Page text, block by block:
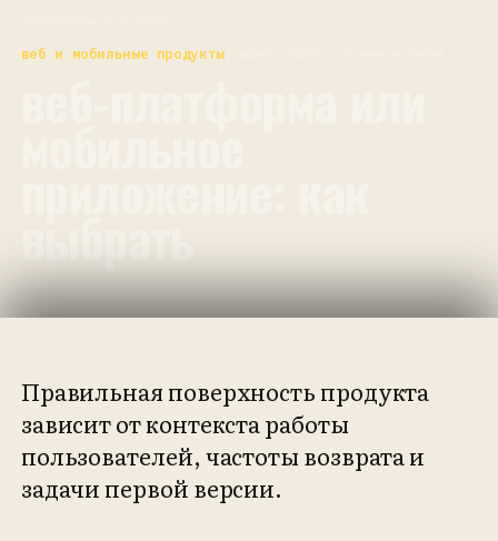
веб и мобильные продукты3 июня 2026 г.
выбрать
Правильная поверхность продукта
зависит от контекста работы
пользователей, частоты возврата и
задачи первой версии.